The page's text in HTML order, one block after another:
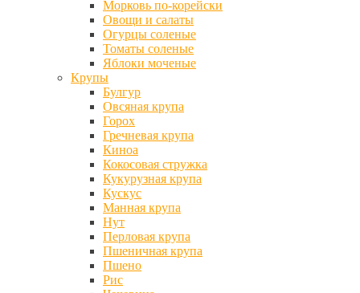
Морковь по-корейски
Овощи и салаты
Огурцы соленые
Томаты соленые
Яблоки моченые
Крупы
Булгур
Овсяная крупа
Горох
Гречневая крупа
Киноа
Кокосовая стружка
Кукурузная крупа
Кускус
Манная крупа
Нут
Перловая крупа
Пшеничная крупа
Пшено
Рис